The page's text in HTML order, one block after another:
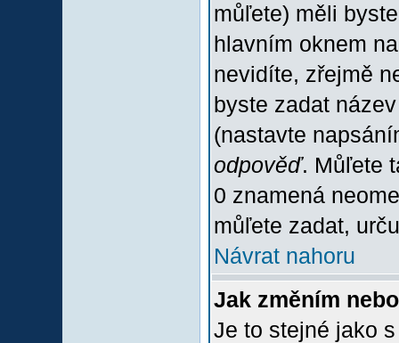
můľete) měli
hlavním oknem
nevidíte, zřejmě
byste zadat
(nastavte
odpověď. Můľete
0 znamená
můľete zadat,
Návrat nahoru
Jak změním
Je to stejné jako